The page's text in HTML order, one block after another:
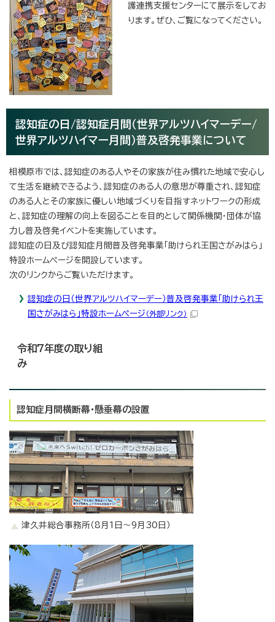
護連携支援センターにて展示をしてお
ります。ぜひ、ご覧になってください。
認知症の日/認知症月間（世界アルツハイマーデー/
世界アルツハイマー月間）普及啓発事業について
相模原市では、認知症のある人やその家族が住み慣れた地域で安心し
て生活を継続できるよう、認知症のある人の意思が尊重され、認知症
のある人とその家族に優しい地域づくりを目指すネットワークの形成
と、認知症の理解の向上を図ることを目的として関係機関・団体が協
力し普及啓発イベントを実施しています。
認知症の日及び認知症月間普及啓発事業「助けられ王国さがみはら」
特設ホームページを開設しています。
次のリンクからご覧いただけます。
認知症の日（世界アルツハイマーデー）普及啓発事業「助けられ王
国さがみはら」特設ホームページ （外部リンク）
令和7年度の取り組
み
認知症月間横断幕・懸垂幕の設置
津久井総合事務所（8月1日～9月30日）